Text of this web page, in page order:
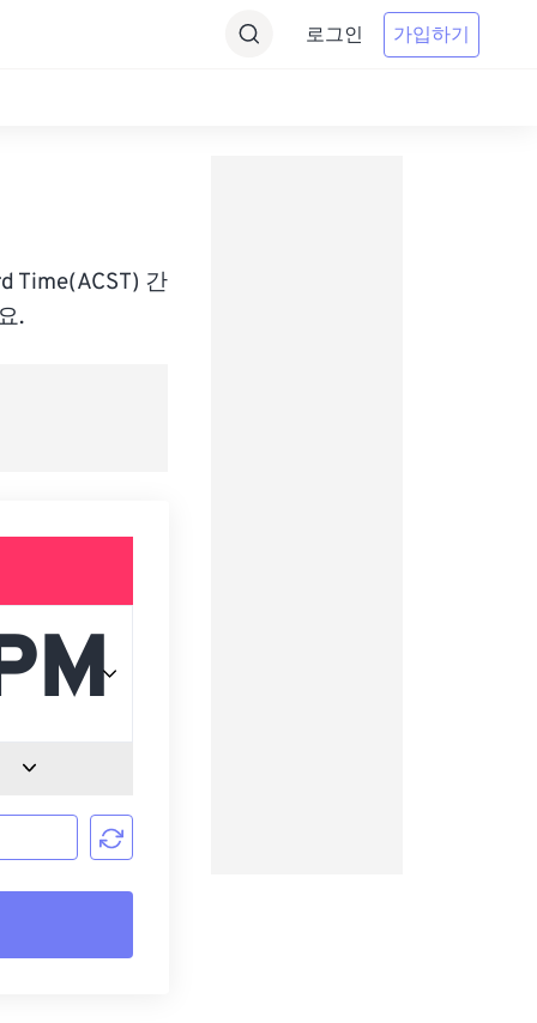
로그인 가입하기
Time(ACST) 간
.